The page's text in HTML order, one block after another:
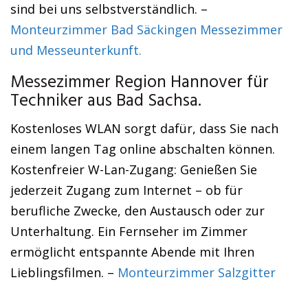
sind bei uns selbstverständlich. –
Monteurzimmer Bad Säckingen Messezimmer
und Messeunterkunft.
Messezimmer Region Hannover für
Techniker aus Bad Sachsa.
Kostenloses WLAN sorgt dafür, dass Sie nach
einem langen Tag online abschalten können.
Kostenfreier W-Lan-Zugang: Genießen Sie
jederzeit Zugang zum Internet – ob für
berufliche Zwecke, den Austausch oder zur
Unterhaltung. Ein Fernseher im Zimmer
ermöglicht entspannte Abende mit Ihren
Lieblingsfilmen. – Monteurzimmer Salzgitter